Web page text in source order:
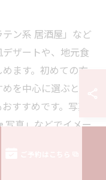
ン系 居酒屋」など
ザートや、地元食
ます。初めての方
を中心に選ぶと失
すすめです。写真
写真」などでイメー